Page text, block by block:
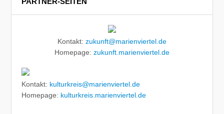
Kontakt: zukunft@marienviertel.de
Homepage: zukunft.marienviertel.de
Kontakt: kulturkreis@marienviertel.de
Homepage: kulturkreis.marienviertel.de